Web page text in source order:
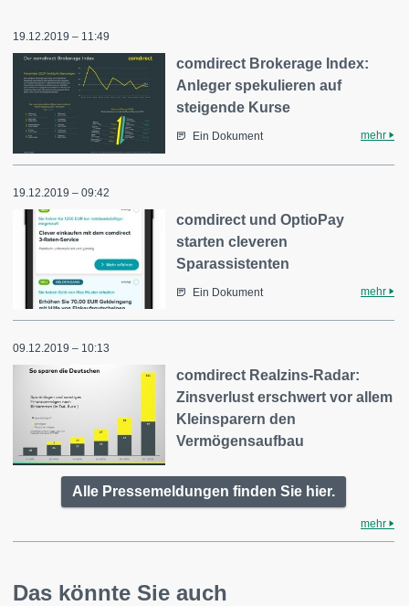
19.12.2019 – 11:49
comdirect Brokerage Index:
Anleger spekulieren auf
steigende Kurse
Ein Dokument mehr
19.12.2019 – 09:42
comdirect und OptioPay
starten cleveren
Sparassistenten
Ein Dokument mehr
09.12.2019 – 10:13
comdirect Realzins-Radar:
Zinsverlust erschwert vor allem
Kleinsparern den
Vermögensaufbau
Alle Pressemeldungen finden Sie hier.
mehr
Das könnte Sie auch